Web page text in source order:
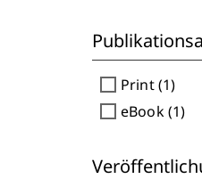
check_box_outline_blank Print (1)
check_box_outline_blank eBook (1)